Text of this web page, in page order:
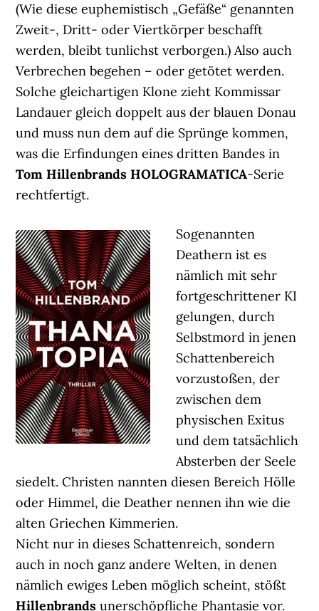
(Wie diese euphemistisch „Gefäße“ genannten
Zweit-, Dritt- oder Viertkörper beschafft
werden, bleibt tunlichst verborgen.) Also auch
Verbrechen begehen – oder getötet werden.
Solche gleichartigen Klone zieht Kommissar
Landauer gleich doppelt aus der blauen Donau
und muss nun dem auf die Sprünge kommen,
was die Erfindungen eines dritten Bandes in
Tom Hillenbrands HOLOGRAMATICA-Serie
rechtfertigt.
Sogenannten
Deathern ist es
nämlich mit sehr
fortgeschrittener KI
gelungen, durch
Selbstmord in jenen
Schattenbereich
vorzustoßen, der
zwischen dem
physischen Exitus
und dem tatsächlich
Absterben der Seele
siedelt. Christen nannten diesen Bereich Hölle
oder Himmel, die Deather nennen ihn wie die
alten Griechen Kimmerien.
Nicht nur in dieses Schattenreich, sondern
auch in noch ganz andere Welten, in denen
nämlich ewiges Leben möglich scheint, stößt
Hillenbrandsunerschöpfliche Phantasie vor.